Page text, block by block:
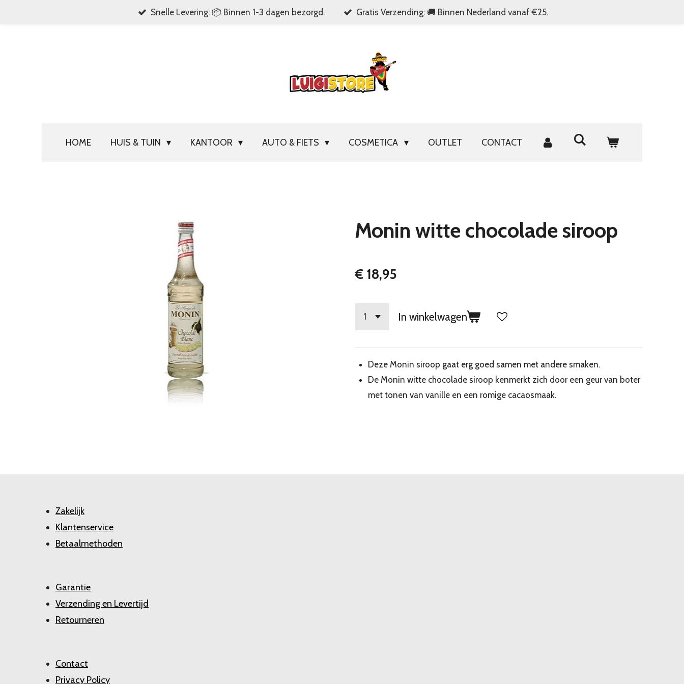
Snelle Levering: 📦 Binnen 1-3 dagen bezorgd. Gratis Verzending: 🚚 Binnen Nederland vanaf €25.
HOME HUIS & TUIN KANTOOR AUTO & FIETS COSMETICA OUTLET CONTACT
Monin witte chocolade siroop
€ 18,95
In winkelwagen
Deze Monin siroop gaat erg goed samen met andere smaken.
De Monin witte chocolade siroop kenmerkt zich door een geur van boter
met tonen van vanille en een romige cacaosmaak.
Zakelijk
Klantenservice
Betaalmethoden
Garantie
Verzending en Levertijd
Retourneren
Contact
Privacy Policy